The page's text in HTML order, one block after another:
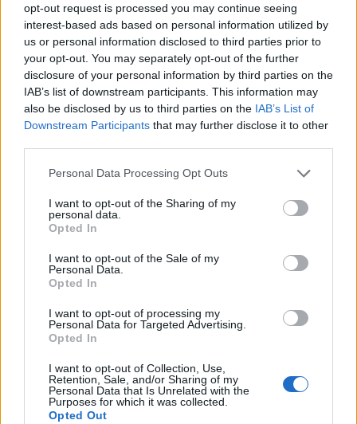
opt-out request is processed you may continue seeing
interest-based ads based on personal information utilized by
us or personal information disclosed to third parties prior to
your opt-out. You may separately opt-out of the further
disclosure of your personal information by third parties on the
IAB’s list of downstream participants. This information may
also be disclosed by us to third parties on the IAB’s List of
Downstream Participants that may further disclose it to other
Personal Data Processing Opt Outs
I want to opt-out of the Sharing of my
personal data.
Opted In
I want to opt-out of the Sale of my
Personal Data.
Opted In
I want to opt-out of processing my
Personal Data for Targeted Advertising.
Opted In
I want to opt-out of Collection, Use,
Retention, Sale, and/or Sharing of my
Personal Data that Is Unrelated with the
Purposes for which it was collected.
Opted Out
Portfolio Investment Day 2026Október 21-én jön a Portfolio
Investment Day 2026, ahol a piac vezető szakértőivel
keressük a választ a befektetőket leginkább foglalkoztató
kérdésekre. Meddig tarthat az AI-rali, kik lehetnek a
következő évek nyertesei, mire számíthatunk a részvény-,
kötvény-, nyersanyag- és kriptopiacokon, és hogyan
érdemes portfóliót építeni egy gyorsan változó...
A keresett cikk a portfolio.hu hírarchívumához
tartozik, melynek olvasása előfizetéses
regisztrációhoz kötött.
Az előfizetés a következőket tartalmazza:
Kötéslisták: BÉT elmúlt 2 év napon belüli
kötéslistái
Előfizetés